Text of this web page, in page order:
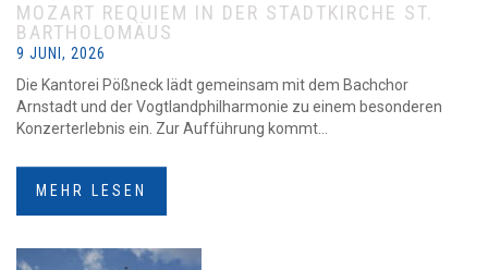
MOZART REQUIEM IN DER STADTKIRCHE ST.
BARTHOLOMÄUS
9 JUNI, 2026
Die Kantorei Pößneck lädt gemeinsam mit dem Bachchor
Arnstadt und der Vogtlandphilharmonie zu einem besonderen
Konzerterlebnis ein. Zur Aufführung kommt...
MEHR LESEN